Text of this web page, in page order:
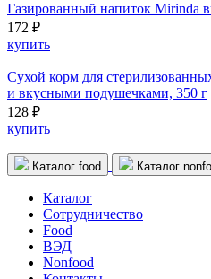
Газированный напиток Mirinda
172 ₽
купить
Сухой корм для
и вкусными подушечками, 350 г
128 ₽
купить
Каталог food Каталог
Каталог
Cотрудничество
Food
ВЭД
Nonfood